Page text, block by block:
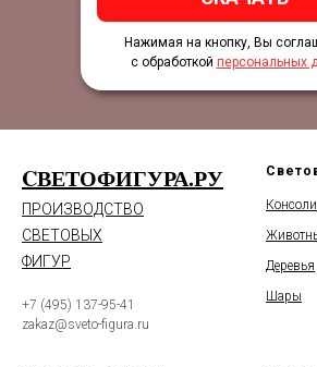
Нажимая на кнопку, Вы
с обработкой персональных
CВЕТОФИГУРА.РУ
ПРОИЗВОДСТВО
СВЕТОВЫХ
ФИГУР
+7 (495) 137-95-41
zakaz@sveto-figura.ru
Консоли
Деревья
Шары